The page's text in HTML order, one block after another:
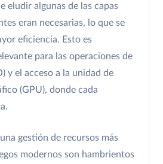
eludir algunas de las capas
eran necesarias, lo que se
eficiencia. Esto es
para las operaciones de
y el acceso a la unidad de
(GPU), donde cada
gestión de recursos más
modernos son hambrientos